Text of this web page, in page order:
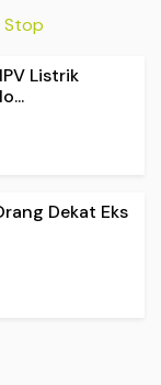
Stop
Listrik
Dekat Eks